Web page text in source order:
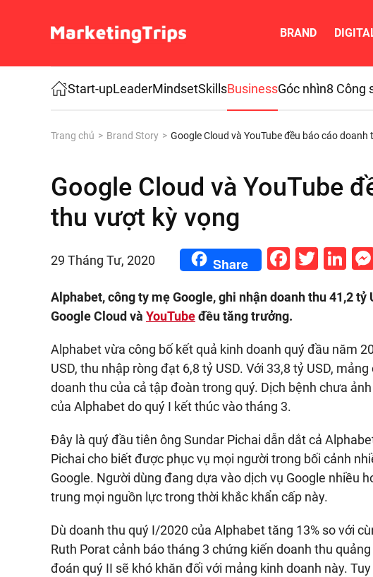
Skip to main content
BRAND
Start-upLeaderMindsetSkillsBusinessGóc nhìn8 Công
Trang chủ Brand Story Google Cloud và YouTube đều báo cáo
Google Cloud và YouTube
thu vượt kỳ vọng
29 Tháng Tư, 2020 Share
Alphabet, công ty mẹ Google, ghi nhận doanh thu 41,2 tỷ
Google Cloud và YouTubeđều tăng trưởng.
Alphabet vừa công bố kết quả kinh doanh quý đầu năm
USD, thu nhập ròng đạt 6,8 tỷ USD. Với 33,8 tỷ USD,
doanh thu của cả tập đoàn trong quý. Dịch bệnh chưa
của Alphabet do quý I kết thúc vào tháng 3.
Đây là quý đầu tiên ông Sundar Pichai dẫn dắt cả
Pichai cho biết được phục vụ mọi người trong bối cảnh
Google. Người dùng đang dựa vào dịch vụ Google nhiều
trung mọi nguồn lực trong thời khắc khẩn cấp này.
Dù doanh thu quý I/2020 của Alphabet tăng 13% so với
Ruth Porat cảnh báo tháng 3 chứng kiến doanh thu
đoán quý II sẽ khó khăn đối với mảng kinh doanh này.